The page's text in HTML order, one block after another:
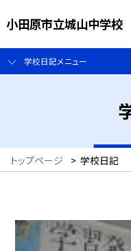
小田原市立城山中学校
学校日記メニュー
トップページ > 学校日記